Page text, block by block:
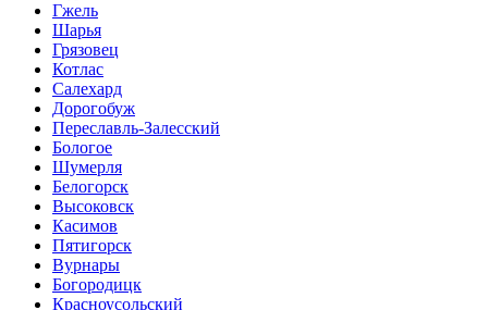
Гжель
Шарья
Грязовец
Котлас
Салехард
Дорогобуж
Переславль-Залесский
Бологое
Шумерля
Белогорск
Высоковск
Касимов
Пятигорск
Вурнары
Богородицк
Красноусольский